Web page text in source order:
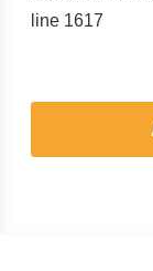
line 1617